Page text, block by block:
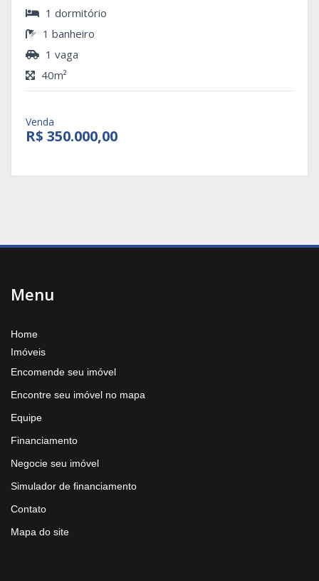
1 dormitório
1 banheiro
1 vaga
40m²
Venda
R$ 350.000,00
Menu
Home
Imóveis
Encomende seu imóvel
Encontre seu imóvel no mapa
Equipe
Financiamento
Negocie seu imóvel
Simulador de financiamento
Contato
Mapa do site